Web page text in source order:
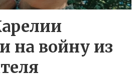
на войну из